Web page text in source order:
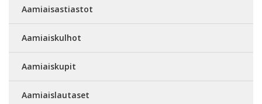
Aamiaisastiastot
Aamiaiskulhot
Aamiaiskupit
Aamiaislautaset